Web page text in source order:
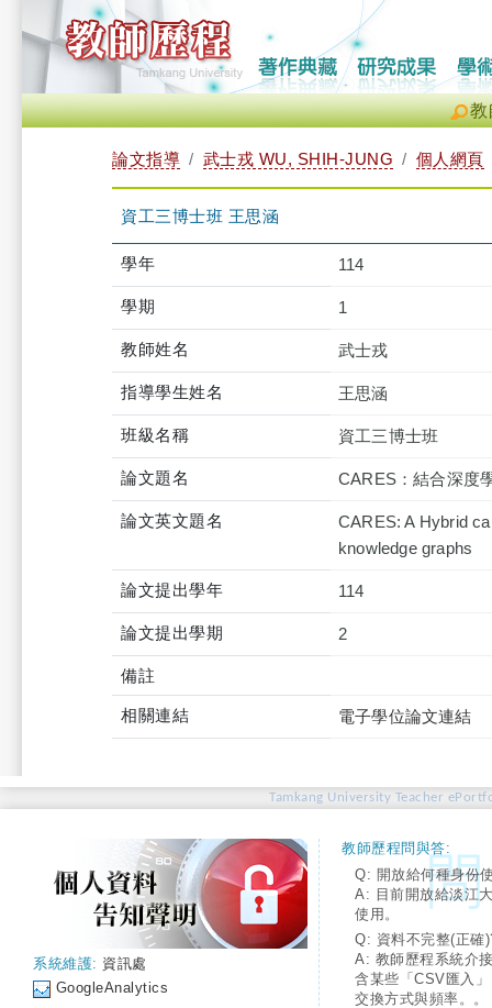
教
論文指導 武士戎 WU, SHIH-JUNG 個人網頁
資工三博士班 王思涵
學年 114
學期 1
教師姓名 武士戎
指導學生姓名 王思涵
班級名稱 資工三博士班
論文題名 CARES：結合深度
論文英文題名
CARES: A Hybrid
knowledge graphs
論文提出學年 114
論文提出學期 2
備註
相關連結 電子學位論文連結
Tamkang University Teacher
系統維護: 資訊處
GoogleAnalytics
教師歷程問與答:
Q: 開放給何種身份
A: 目前開放給淡江
使用。
Q: 資料不完整(正確
A: 教師歷程系統介
含某些「CSV匯入
交換方式與頻率。。